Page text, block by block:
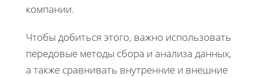
компании.
Чтобы добиться этого, важно использовать
передовые методы сбора и анализа данных,
а также сравнивать внутренние и внешние